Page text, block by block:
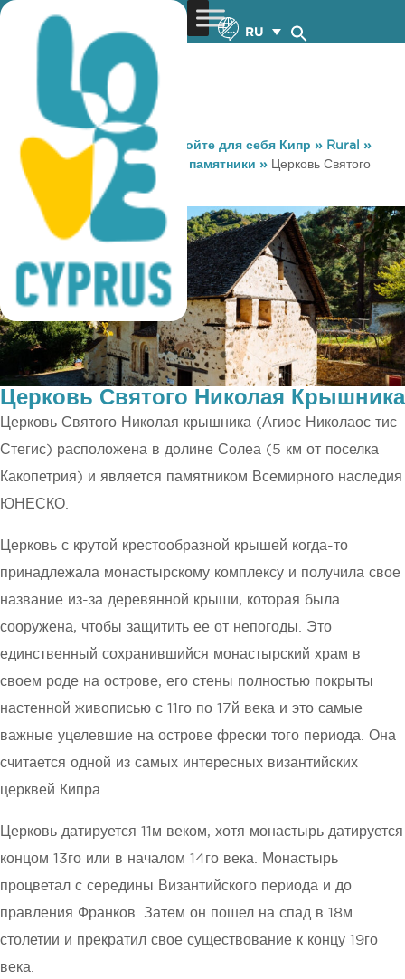
RU
You are here: Home »Откройте для себя Кипр » Rural »
Достопримечательности и памятники » Церковь Святого
Николая Крышника
Церковь Святого Николая Крышника
Церковь Святого Николая крышника (Агиос Николаос тис
Стегис) расположена в долине Солеа (5 км от поселка
Какопетрия) и является памятником Всемирного наследия
ЮНЕСКО.
Церковь с крутой крестообразной крышей когда-то
принадлежала монастырскому комплексу и получила свое
название из-за деревянной крыши, которая была
сооружена, чтобы защитить ее от непогоды. Это
единственный сохранившийся монастырский храм в
своем роде на острове, его стены полностью покрыты
настенной живописью с 11го по 17й века и это самые
важные уцелевшие на острове фрески того периода. Она
считается одной из самых интересных византийских
церквей Кипра.
Церковь датируется 11м веком, хотя монастырь датируется
концом 13го или в началом 14го века. Монастырь
процветал с середины Византийского периода и до
правления Франков. Затем он пошел на спад в 18м
столетии и прекратил свое существование к концу 19го
века.